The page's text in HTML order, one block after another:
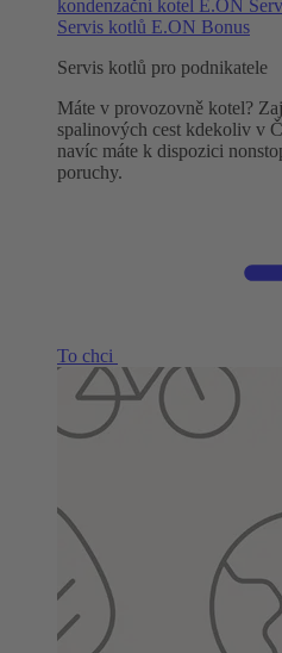
kondenzační kotel E.ON
Servis kotlů E.ON Bonus
Servis kotlů pro podnikatele
Máte v provozovně kotel?
spalinových cest kdekoliv v
navíc máte k dispozici
poruchy.
To chci